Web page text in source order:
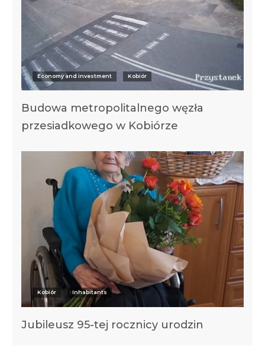
Economy and investment Kobiór
Budowa metropolitalnego węzła
przesiadkowego w Kobiórze
Kobiór Inhabitants
Jubileusz 95-tej rocznicy urodzin